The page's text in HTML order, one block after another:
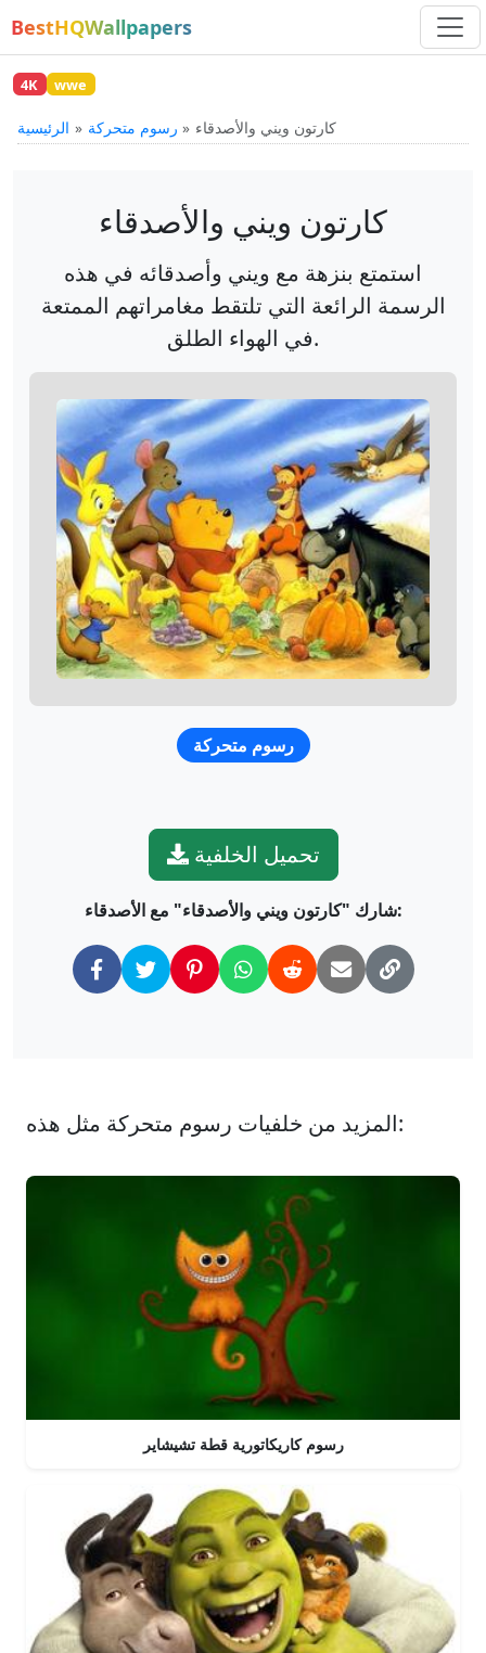
BestHQWallpapers
4K wwe
الرئيسية رسوم متحركة كارتون ويني والأصدقاء
كارتون ويني والأصدقاء
استمتع بنزهة مع ويني وأصدقائه في هذه
الرسمة الرائعة التي تلتقط مغامراتهم الممتعة
في الهواء الطلق.
رسوم متحركة
تحميل الخلفية
شارك "كارتون ويني والأصدقاء" مع الأصدقاء:
المزيد من خلفيات رسوم متحركة مثل هذه:
رسوم كاريكاتورية قطة تشيشاير